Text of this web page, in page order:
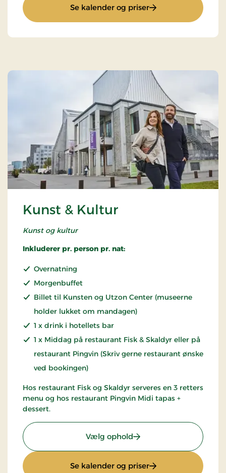
Se kalender og priser: Ophold med
Kunst & Kultur
Kunst og kultur
Inkluderer pr. person pr. nat:
Overnatning
Morgenbuffet
Billet til Kunsten og Utzon Center (museerne
holder lukket om mandagen)
1 x drink i hotellets bar
1 x Middag på restaurant Fisk & Skaldyr eller på
restaurant Pingvin (Skriv gerne restaurant ønske
ved bookingen)
Hos restaurant Fisk og Skaldyr serveres en 3 retters
menu og hos restaurant Pingvin Midi tapas +
dessert.
Vælg ophold: Kunst & Kultur
Se kalender og priser: Kunst & Kultur